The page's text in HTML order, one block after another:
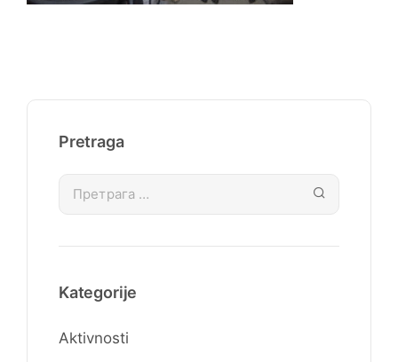
Pretraga
Kategorije
Aktivnosti